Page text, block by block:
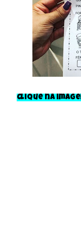
Clique na